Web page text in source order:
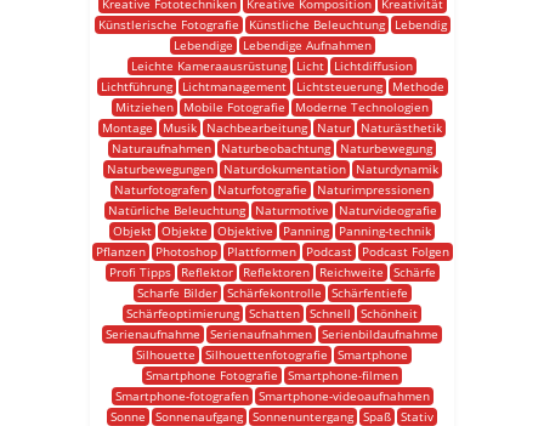
Kreative Fototechniken
Kreative Komposition
Kreativität
Künstlerische Fotografie
Künstliche Beleuchtung
Lebendig
Lebendige
Lebendige Aufnahmen
Leichte Kameraausrüstung
Licht
Lichtdiffusion
Lichtführung
Lichtmanagement Lichtsteuerung
Methode
Mitziehen
Mobile Fotografie
Moderne Technologien
Montage
Musik Nachbearbeitung Natur
Naturästhetik
Naturaufnahmen
Naturbeobachtung
Naturbewegung
Naturbewegungen
Naturdokumentation
Naturdynamik
Naturfotografen
Naturfotografie
Naturimpressionen
Natürliche Beleuchtung
Naturmotive
Naturvideografie
Objekt Objekte Objektive Panning
Panning-technik
Pflanzen
Photoshop Plattformen Podcast
Podcast Folgen
Profi Tipps
Reflektor Reflektoren Reichweite
Schärfe
Scharfe Bilder
Schärfekontrolle
Schärfentiefe
Schärfeoptimierung Schatten Schnell
Schönheit
Serienaufnahme
Serienaufnahmen Serienbildaufnahme
Silhouette
Silhouettenfotografie
Smartphone
Smartphone Fotografie
Smartphone-filmen
Smartphone-fotografen
Smartphone-videoaufnahmen
Sonne
Sonnenaufgang Sonnenuntergang Spaß Stativ